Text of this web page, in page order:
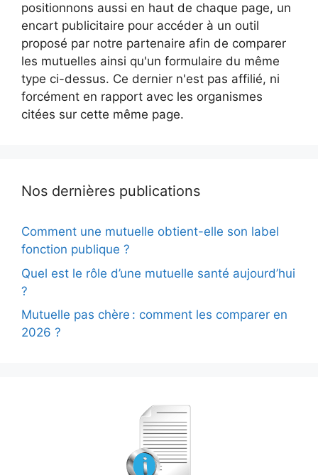
positionnons aussi en haut de chaque page, un
encart publicitaire pour accéder à un outil
proposé par notre partenaire afin de comparer
les mutuelles ainsi qu'un formulaire du même
type ci-dessus. Ce dernier n'est pas affilié, ni
forcément en rapport avec les organismes
citées sur cette même page.
Nos dernières publications
Comment une mutuelle obtient-elle son label
fonction publique ?
Quel est le rôle d’une mutuelle santé aujourd’hui
?
Mutuelle pas chère : comment les comparer en
2026 ?